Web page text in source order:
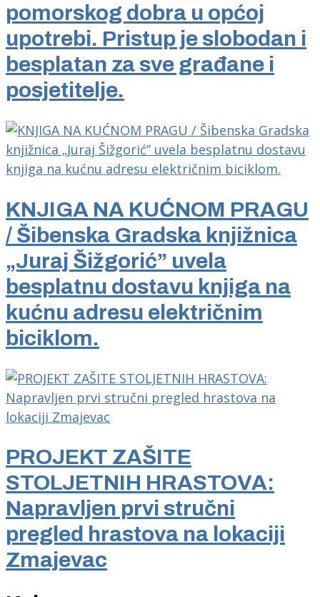
pomorskog dobra u općoj
upotrebi. Pristup je slobodan i
besplatan za sve građane i
posjetitelje.
KNJIGA NA KUĆNOM PRAGU
/ Šibenska Gradska knjižnica
„Juraj Šižgorić” uvela
besplatnu dostavu knjiga na
kućnu adresu električnim
biciklom.
PROJEKT ZAŠITE
STOLJETNIH HRASTOVA:
Napravljen prvi stručni
pregled hrastova na lokaciji
Zmajevac